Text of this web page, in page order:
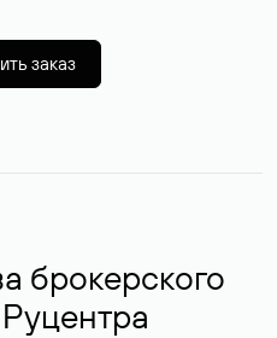
заказ
брокерского